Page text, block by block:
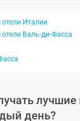
Италии
отели Валь-ди-Фасса
лучшие
день?